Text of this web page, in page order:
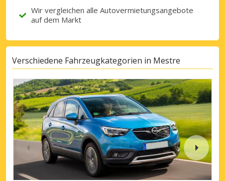
Wir vergleichen alle Autovermietungsangebote
auf dem Markt
Verschiedene Fahrzeugkategorien in Mestre